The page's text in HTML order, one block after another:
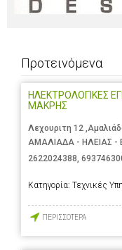
Προτεινόμενα
ΗΛΕΚΤΡΟΛΟΓΙΚΕΣ
ΜΑΚΡΗΣ
Λεχουριτη 12
ΑΜΑΛΙΑΔΑ - ΗΛΕΙΑΣ
2622024388,
Κατηγορία: Τεχνικές
ΠΕΡΙΣΣΟΤΕΡΑ